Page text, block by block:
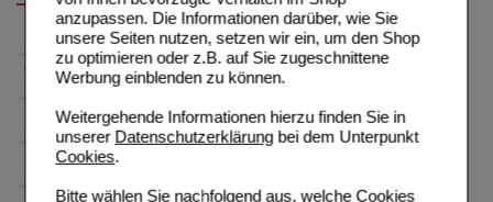
anzupassen. Die Informationen darüber, wie Sie
unsere Seiten nutzen, setzen wir ein, um den Shop
zu optimieren oder z.B. auf Sie zugeschnittene
Werbung einblenden zu können.
Weitergehende Informationen hierzu finden Sie in
unserer Datenschutzerklärungbei dem Unterpunkt
Cookies.
Bitte wählen Sie nachfolgend aus, welche Cookies